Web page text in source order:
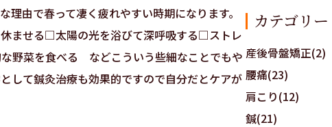
理由で春って凄く疲れやすい時期になります。
ませる□太陽の光を浴びて深呼吸する□ストレ
野菜を食べる などこういう些細なことでもや
して鍼灸治療も効果的ですので自分だとケアが
カテゴリー
産後骨盤矯正(2)
腰痛(23)
肩こり(12)
鍼(21)